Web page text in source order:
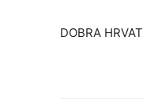
DOBRA